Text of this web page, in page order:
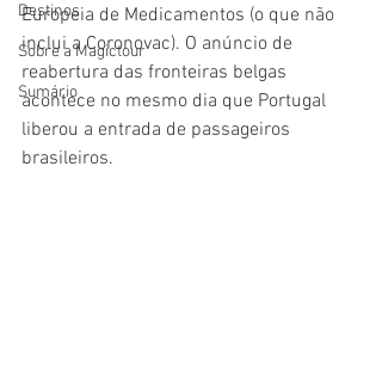
Destinos
Sobre a Magictour
Sumário
Europeia de Medicamentos (o que não
inclui a Coronovac). O anúncio de
reabertura das fronteiras belgas
acontece no mesmo dia que Portugal
liberou a entrada de passageiros
brasileiros.